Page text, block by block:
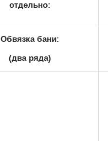
отдельно:
Обвязка бани:
(два ряда)